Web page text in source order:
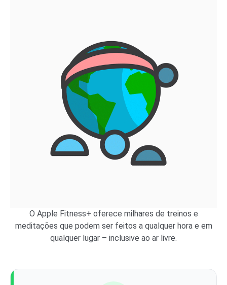
O Apple Fitness+ oferece milhares de treinos e
meditações que podem ser feitos a qualquer hora e em
qualquer lugar – inclusive ao ar livre.